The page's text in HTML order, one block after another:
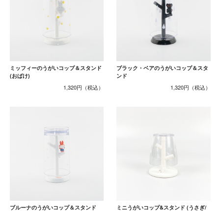
ミッフィーのうがいコップ＆スタンド
(おばけ)
1,320円
ブラック・ベアのうがいコップ＆スタ
ンド
1,320円
ブルーナのうがいコップ＆スタンド
ミニうがいコップ&スタンド (うさぎ/